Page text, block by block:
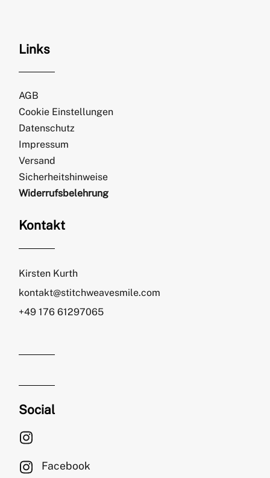
Links
AGB
Cookie Einstellungen
Datenschutz
Impressum
Versand
Sicherheitshinweise
Widerrufsbelehrung
Kontakt
Kirsten Kurth
kontakt@stitchweavesmile.com
+49 176 61297065
Social
Facebook